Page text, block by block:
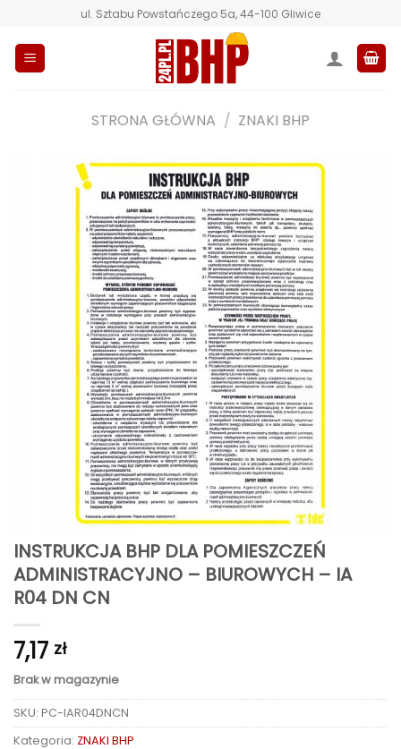
zawartości
ul. Sztabu Powstańczego 5a, 44-100 Gliwice
STRONA GŁÓWNA / ZNAKI BHP
INSTRUKCJA BHP DLA POMIESZCZEŃ
ADMINISTRACYJNO – BIUROWYCH – IA
R04 DN CN
7,17 zł
Brak w magazynie
SKU: PC-IAR04DNCN
Kategoria: ZNAKI BHP